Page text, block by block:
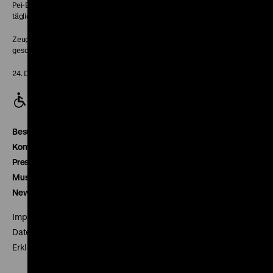
Pei-Bau:
täglich 10-18 Uhr
Zeughaus:
geschlossen
24. Dezember geschlossen
Besucherservice
Kontakt
Presse
Museumsverein
Newsletter
Impressum
Datenschutz
Erklärung digitale Barrierefreiheit